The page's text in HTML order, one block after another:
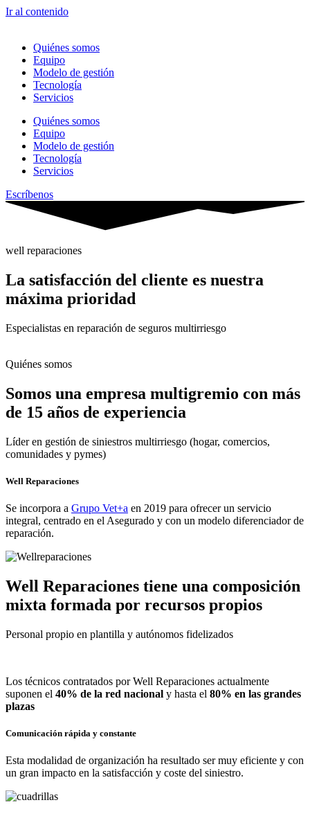
Ir al contenido
Quiénes somos
Equipo
Modelo de gestión
Tecnología
Servicios
Quiénes somos
Equipo
Modelo de gestión
Tecnología
Servicios
Escríbenos
well reparaciones
La satisfacción del cliente es nuestra
máxima prioridad
Especialistas en reparación de seguros multirriesgo
Quiénes somos
Somos una empresa multigremio con más
de 15 años de experiencia
Líder en gestión de siniestros multirriesgo (hogar, comercios,
comunidades y pymes)
Well Reparaciones
Se incorpora a Grupo Vet+a en 2019 para ofrecer un servicio
integral, centrado en el Asegurado y con un modelo diferenciador de
reparación.
Well Reparaciones tiene una composición
mixta formada por recursos propios
Personal propio en plantilla y autónomos fidelizados
Los técnicos contratados por Well Reparaciones actualmente
suponen el 40% de la red nacional y hasta el 80% en las grandes
plazas
Comunicación rápida y constante
Esta modalidad de organización ha resultado ser muy eficiente y con
un gran impacto en la satisfacción y coste del siniestro.